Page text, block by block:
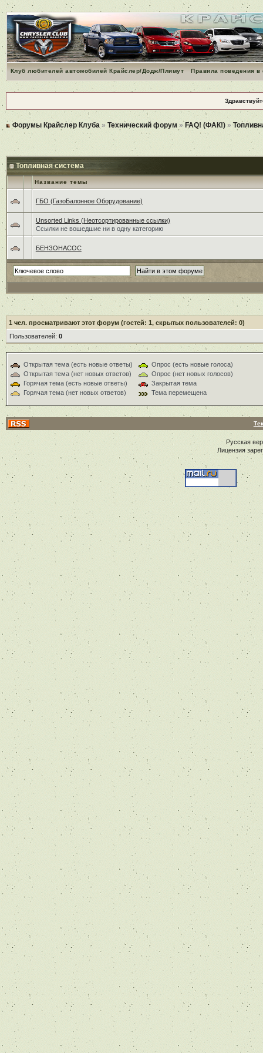
Клуб любителей автомобилей Крайслер/Додж/Плимут Правила поведения
Форумы Крайслер Клуба » Технический форум »FAQ! (ФАК!)»
Топливная система
Название темы
ГБО (ГазоБалонное Оборудование)
Unsorted Links (Неотсортированные ссылки)
Ссылки не вошедшие ни в одну категорию
БЕНЗОНАСОС
1 чел. просматривают этот форум (гостей: 1, скрытых пользователей: 0)
Пользователей: 0
Открытая тема (есть новые ответы)
Открытая тема (нет новых ответов)
Горячая тема (есть новые ответы)
Горячая тема (нет новых ответов)
Опрос (есть новые голоса)
Опрос (нет новых голосов)
Закрытая тема
Тема перемещена
Русская
Лицензия